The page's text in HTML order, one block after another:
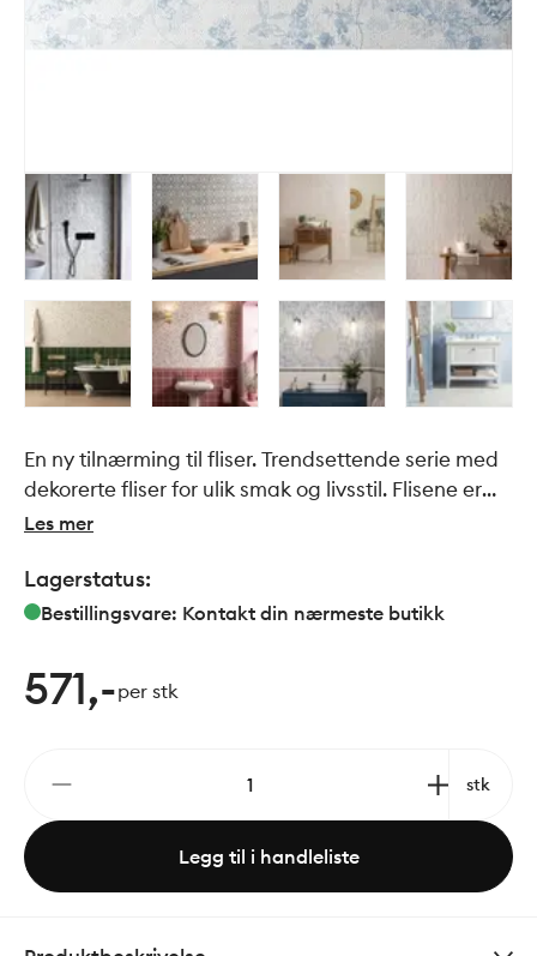
En ny tilnærming til fliser. Trendsettende serie med
dekorerte fliser for ulik smak og livsstil. Flisene er
egnet på alle typer innvendige vegger og rom.
Les mer
Lagerstatus:
Bestillingsvare: Kontakt din nærmeste butikk
571,-per stk
stk
Legg til i handleliste